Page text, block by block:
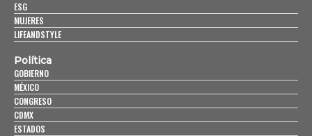
ESG
MUJERES
LIFEANDSTYLE
Política
GOBIERNO
MÉXICO
CONGRESO
CDMX
ESTADOS